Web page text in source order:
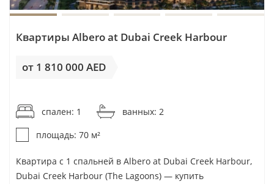
Квартиры Albero at Dubai Creek Harbour
от 1 810 000 AED
спален: 1
ванных: 2
площадь: 70 м²
Квартира с 1 спальней в Albero at Dubai Creek Harbour,
Dubai Creek Harbour (The Lagoons) — купить